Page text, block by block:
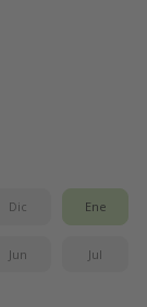
Dic Ene
Jun Jul